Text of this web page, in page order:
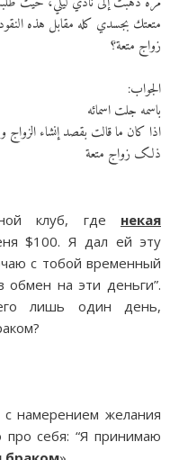
متعتك بجسدي كله مقابل هذه
زواج متعة؟
:الجواب
باسمه جلت اسمائه
اذا کان ما قالت بقصد إنشاء
ذلک زواج متعة
клуб, где некая
$100. Я дал ей эту
с тобой временный
обмен на эти деньги”.
лишь один день,
с намерением желания
про себя: “Я принимаю